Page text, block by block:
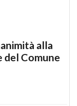
alla
del Comune